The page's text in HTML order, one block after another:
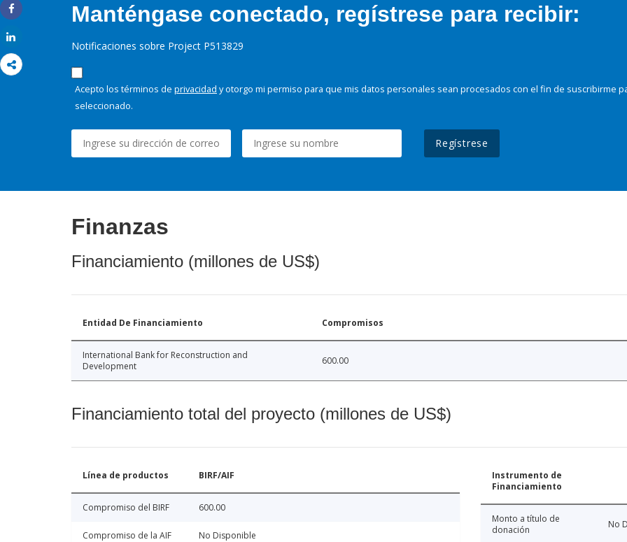
Share
Manténgase conectado, regístrese para recibir:
Notificaciones sobre Project P513829
Acepto los términos de privacidad y otorgo mi permiso para que mis datos personales sean procesados con el fin de suscribirme
seleccionado.
Regístrese
Finanzas
Financiamiento (millones de US$)
Entidad De Financiamiento Compromisos
International Bank for Reconstruction and
Development
600.00
Financiamiento total del proyecto (millones de US$)
Línea de productos BIRF/AIF
Compromiso del BIRF 600.00
Compromiso de la AIF No Disponible
Instrumento de
Financiamiento
Monto a título de
donación
No